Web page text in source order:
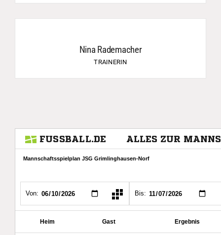
Nina Rademacher
TRAINERIN